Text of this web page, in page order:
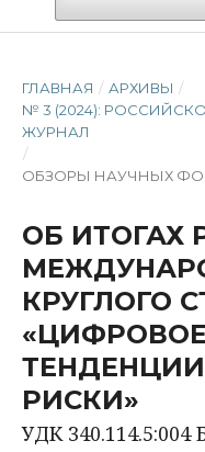
ГЛАВНАЯ / АРХИВЫ /
№ 3 (2024):
ЖУРНАЛ
/
ОБЗОРЫ НАУЧНЫХ
ОБ ИТОГАХ
КРУГЛОГО
РИСКИ»
УДК 340.114.5:004